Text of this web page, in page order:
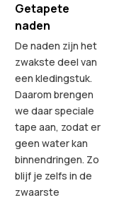
Getapete
naden
De naden zijn het
zwakste deel van
een kledingstuk.
Daarom brengen
we daar speciale
tape aan, zodat er
geen water kan
binnendringen. Zo
blijf je zelfs in de
zwaarste